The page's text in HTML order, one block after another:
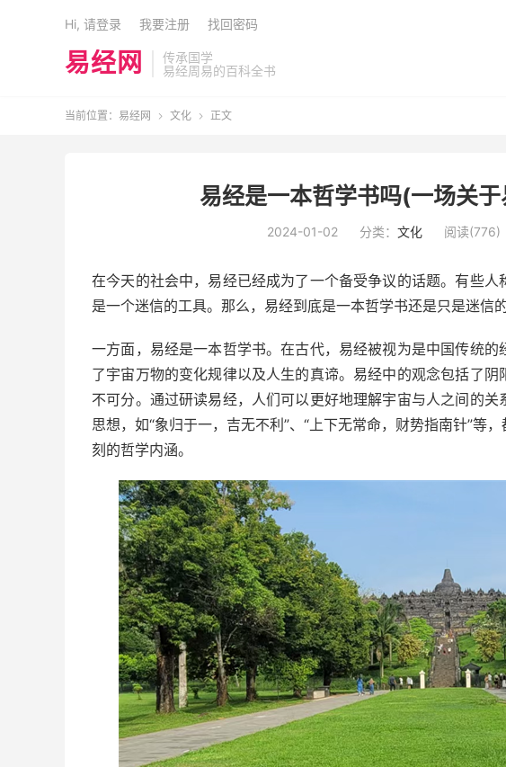
易经网
传承国学
易经周易的百科全书
Hi, 请登录 我要注册 找回密码
当前位置： 易经网  文化  正文
易经是一本哲学书吗(一场关
2024-01-02 分类： 文化 阅读(776)
在今天的社会中，易经已经成为了一个备受争议的话题。有些
是一个迷信的工具。那么，易经到底是一本哲学书还是只是迷信
一方面，易经是一本哲学书。在古代，易经被视为是中国传统
了宇宙万物的变化规律以及人生的真谛。易经中的观念包括了
不可分。通过研读易经，人们可以更好地理解宇宙与人之间的
思想，如“象归于一，吉无不利”、“上下无常命，财势指南针”等
刻的哲学内涵。